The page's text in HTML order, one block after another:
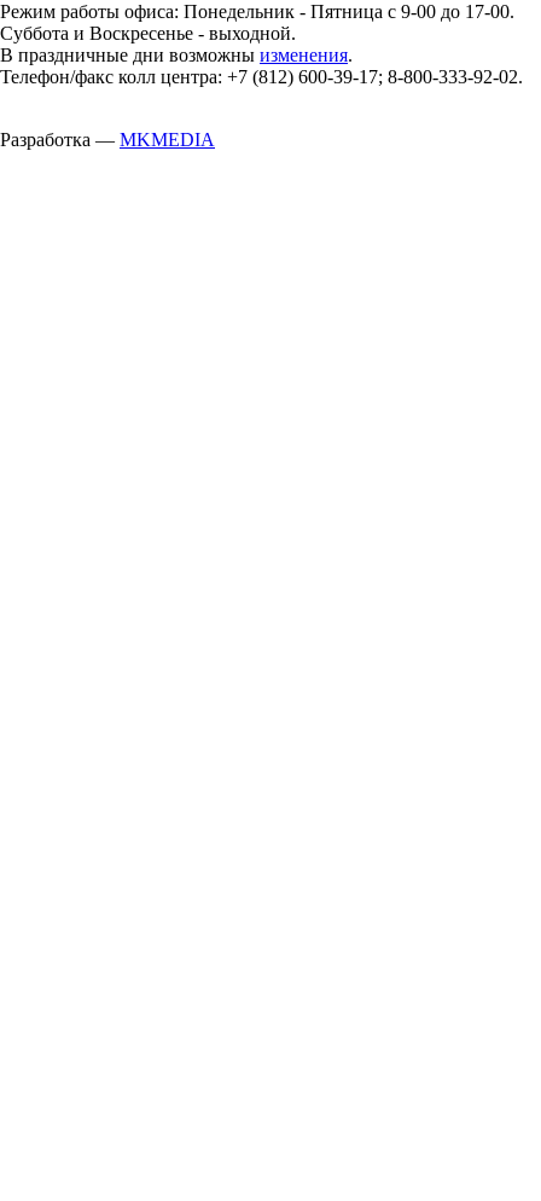
Режим работы офиса: Понедельник - Пятница с 9-00 до 17-00.
Суббота и Воскресенье - выходной.
В праздничные дни возможны изменения.
Телефон/факс колл центра: +7 (812) 600-39-17; 8-800-333-92-02.
Разработка — MKMEDIA